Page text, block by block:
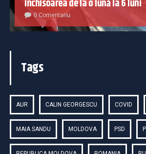
închisoarea de la o lună la 6 luni
0 Comentariu
Tags
AUR CALIN GEORGESCU COVID
MAIA SANDU MOLDOVA PSD